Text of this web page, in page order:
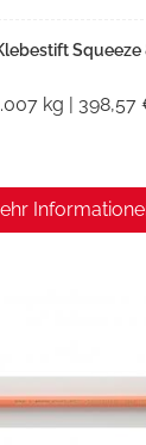
Squeeze
kg |